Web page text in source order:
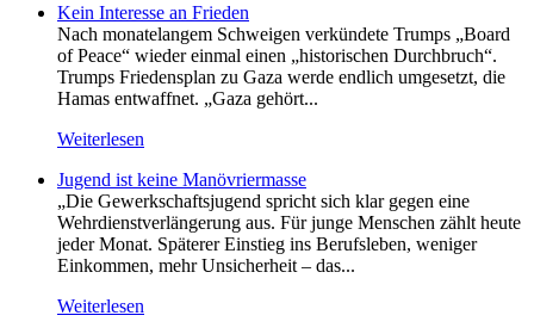
Kein Inte­resse an Frieden
Nach monatelangem Schweigen verkündete Trumps „Board
of Peace“ wieder einmal einen „historischen Durchbruch“.
Trumps Friedensplan zu Gaza werde endlich umgesetzt, die
Hamas entwaffnet. „Gaza gehört...
Weiterlesen
Jugend ist keine Manövriermasse
„Die Gewerkschaftsjugend spricht sich klar gegen eine
Wehrdienstverlängerung aus. Für junge Menschen zählt heute
jeder Monat. Späterer Einstieg ins Berufsleben, weniger
Einkommen, mehr Unsicherheit – das...
Weiterlesen